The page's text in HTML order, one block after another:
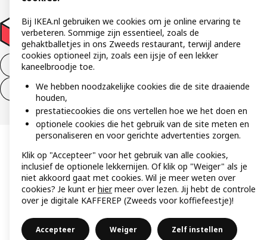
Aankoop product ontbinden
Ontbinding van je aankoop (diensten)
Bij IKEA.nl gebruiken we cookies om je online ervaring te
verbeteren. Sommige zijn essentieel, zoals de
gehaktballetjes in ons Zweeds restaurant, terwijl andere
cookies optioneel zijn, zoals een ijsje of een lekker
kaneelbroodje toe.
We hebben noodzakelijke cookies die de site draaiende
houden,
prestatiecookies die ons vertellen hoe we het doen en
optionele cookies die het gebruik van de site meten en
personaliseren en voor gerichte advertenties zorgen.
Klik op "Accepteer" voor het gebruik van alle cookies,
inclusief de optionele lekkernijen. Of klik op "Weiger" als je
niet akkoord gaat met cookies. Wil je meer weten over
cookies? Je kunt erhiermeer over lezen. Jij hebt de controle
over je digitale KAFFEREP (Zweeds voor koffiefeestje)!
Accepteer Weiger Zelf instellen